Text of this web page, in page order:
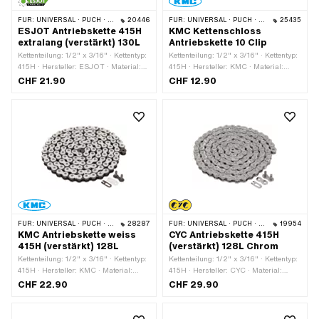
FÜR: UNIVERSAL · PUCH · SACHS · PONY / CILO (BETA 521 & 512) · ZÜNDAPP BELMONDO · TOMOS · BYE BIKE 20446
ESJOT Antriebskette 415H
extralang (verstärkt) 130L
Kettenteilung: 1/2" x 3/16" · Kettentyp:
415H · Hersteller: ESJOT · Material:
Stahl · Oberfläche: roh · Anzahl
CHF 21.90
FÜR: UNIVERSAL · PUCH · SACHS · PONY / CILO (BETA 521 & 512) · ZÜNDAPP BELMONDO · TOMOS · BYE BIKE 25435
KMC Kettenschloss
Antriebskette 10 Clip
Kettenteilung: 1/2" x 3/16" · Kettentyp:
415H · Hersteller: KMC · Material:
Stahl · Oberfläche: blank / geölt ·
Federverschluss · Ø Bohrung: 4.02
mm · Ø Stift: 3.9 mm
CHF 12.90
FÜR: UNIVERSAL · PUCH · SACHS · PONY / CILO (BETA 521 & 512) · ZÜNDAPP BELMONDO · TOMOS · BYE BIKE 28287
KMC Antriebskette weiss
415H (verstärkt) 128L
Kettenteilung: 1/2" x 3/16" · Kettentyp:
415H · Hersteller: KMC · Material:
Stahl · Oberfläche: lackiert · Farbe:
Kettenschloss-Art: Federverschluss
CHF 22.90
FÜR: UNIVERSAL · PUCH · SACHS · PONY / CILO (BETA 521 & 512) · ZÜNDAPP BELMONDO · TOMOS · BYE BIKE 19954
CYC Antriebskette 415H
(verstärkt) 128L Chrom
Kettenteilung: 1/2" x 3/16" · Kettentyp:
415H · Hersteller: CYC · Material:
Stahl · Oberfläche: lackiert · Farbe:
Kettenschloss-Art: Federverschluss
CHF 29.90